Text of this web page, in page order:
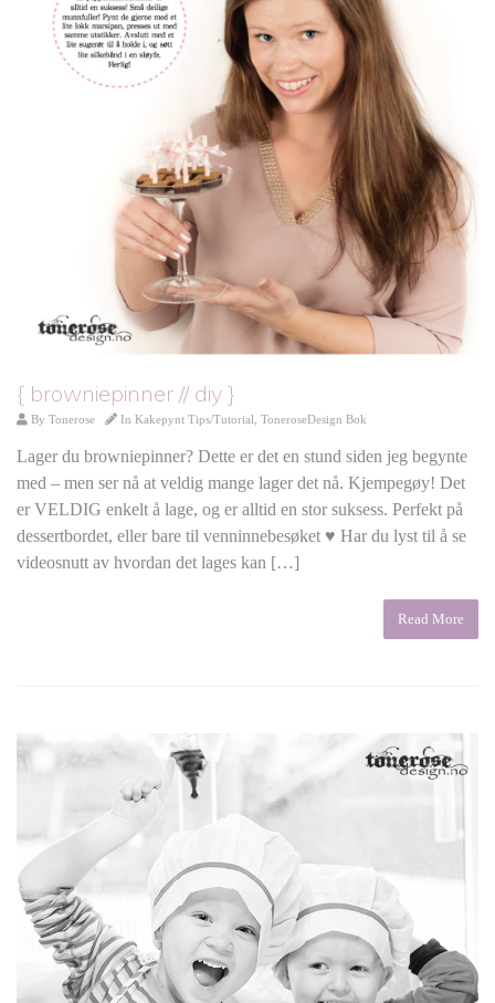
{ browniepinner // diy }
By Tonerose In Kakepynt Tips/Tutorial ToneroseDesign Bok
Lager du browniepinner? Dette er det en stund siden jeg begynte
med – men ser nå at veldig mange lager det nå. Kjempegøy! Det
er VELDIG enkelt å lage, og er alltid en stor suksess. Perfekt på
dessertbordet, eller bare til venninnebesøket ♥ Har du lyst til å se
videosnutt av hvordan det lages kan […]
Read More